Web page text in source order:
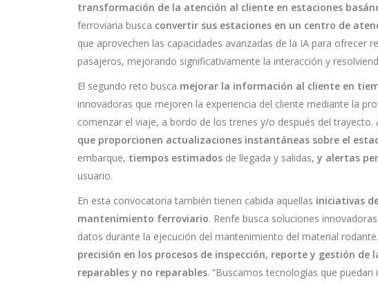
transformación de la atención al cliente en estaciones
ferroviaria busca convertir sus estaciones en un centro de
que aprovechen las capacidades avanzadas de la IA para ofrecer
pasajeros, mejorando significativamente la interacción y
El segundo reto busca mejorar la información al cliente en
innovadoras que mejoren la experiencia del cliente mediante la
comenzar el viaje, a bordo de los trenes y/o después del
que proporcionen actualizaciones instantáneas sobre el
embarque, tiempos estimados de llegada y salidas, y alertas
usuario.
En esta convocatoria también tienen cabida aquellas iniciativas
mantenimiento ferroviario. Renfe busca soluciones
datos durante la ejecución del mantenimiento del material
precisión en los procesos de inspección, reporte y gestión
reparables y no reparables. “Buscamos tecnologías que